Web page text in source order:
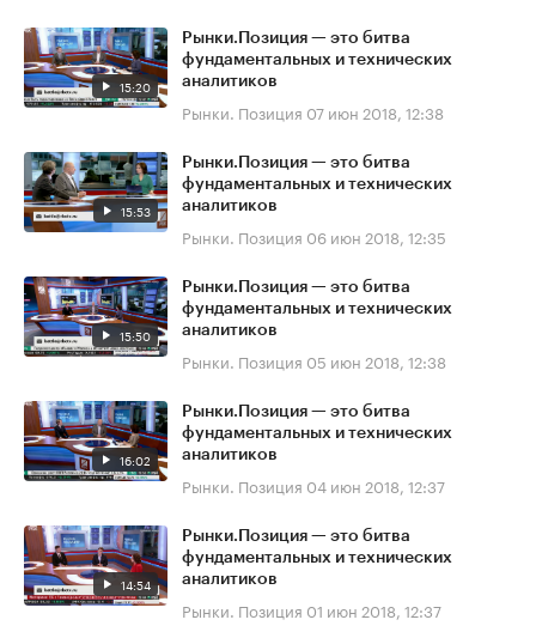
15:20
Рынки.Позиция — это битва
фундаментальных и технических
аналитиков
Рынки. Позиция 07 июн 2018, 12:38
15:53
Рынки.Позиция — это битва
фундаментальных и технических
аналитиков
Рынки. Позиция 06 июн 2018, 12:35
15:50
Рынки.Позиция — это битва
фундаментальных и технических
аналитиков
Рынки. Позиция 05 июн 2018, 12:38
16:02
Рынки.Позиция — это битва
фундаментальных и технических
аналитиков
Рынки. Позиция 04 июн 2018, 12:37
14:54
Рынки.Позиция — это битва
фундаментальных и технических
аналитиков
Рынки. Позиция 01 июн 2018, 12:37